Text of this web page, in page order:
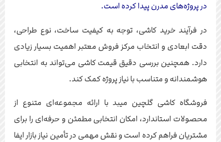
در پروژه‌های مدرن پیدا کرده است.
در فرآیند خرید کاشی، توجه به کیفیت ساخت، نوع طراحی،
دقت ابعادی و انتخاب مرکز فروش معتبر اهمیت بسیار زیادی
دارد. همچنین بررسی دقیق قیمت کاشی می‌تواند به انتخابی
هوشمندانه و متناسب با نیاز پروژه کمک کند.
فروشگاه کاشی گلچین میبد با ارائه مجموعه‌ای متنوع از
محصولات استاندارد، امکان انتخابی مطمئن و حرفه‌ای را برای
مشتریان فراهم کرده است و نقش مهمی در تأمین نیاز بازار ایفا